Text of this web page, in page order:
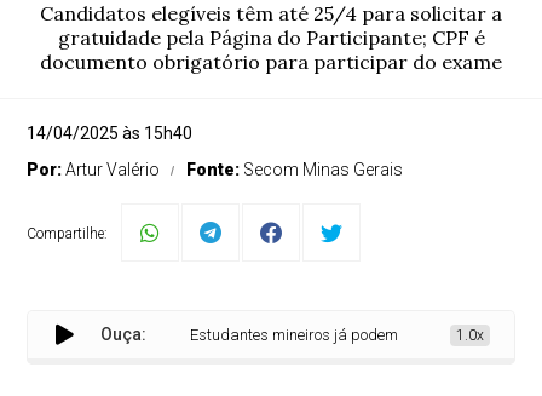
Candidatos elegíveis têm até 25/4 para solicitar a
gratuidade pela Página do Participante; CPF é
documento obrigatório para participar do exame
14/04/2025 às 15h40
Por:Artur Valério Fonte: Secom Minas Gerais
Compartilhe:
Ouça: Estudantes mineiros já podem solicitar isenção da
1.0x